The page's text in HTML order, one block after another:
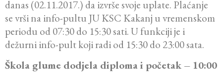
danas (02.11.2017.) da izvrše svoje uplate. Plaćanje
se vrši na info-pultu JU KSC Kakanj u vremenskom
periodu od 07:30 do 15:30 sati. U funkciji je i
dežurni info-pult koji radi od 15:30 do 23:00 sata.
Škola glume dodjela diploma i početak – 10:00